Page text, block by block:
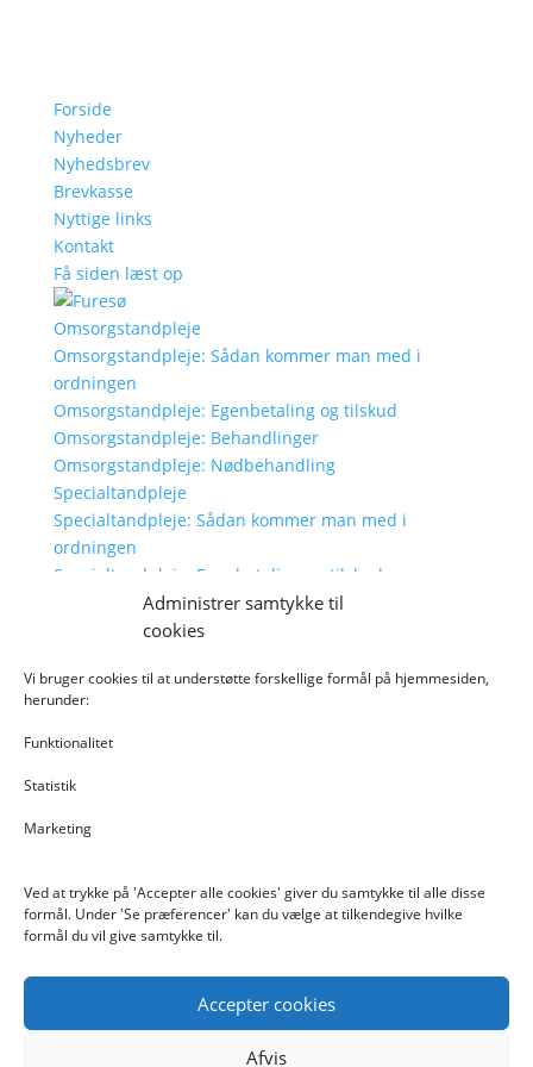
Administrer samtykke til
cookies
Vi bruger cookies til at understøtte forskellige formål på hjemmesiden,
herunder:
Funktionalitet
Statistik
Marketing
Ved at trykke på 'Accepter alle cookies' giver du samtykke til alle disse
formål. Under 'Se præferencer' kan du vælge at tilkendegive hvilke
formål du vil give samtykke til.
Accepter cookies
Afvis
Forside
Nyheder
Nyhedsbrev
Brevkasse
Nyttige links
Kontakt
Få siden læst op
Omsorgstandpleje
Omsorgstandpleje: Sådan kommer man med i
ordningen
Omsorgstandpleje: Egenbetaling og tilskud
Omsorgstandpleje: Behandlinger
Omsorgstandpleje: Nødbehandling
Specialtandpleje
Specialtandpleje: Sådan kommer man med i
ordningen
Specialtandpleje: Egenbetaling og tilskud
Specialtandpleje: Behandlinger
Socialtandpleje
ordningen
Socialtandpleje: Behandlinger
Socialtandpleje: Nødbehandling
Forebyggelse
Vejledninger
for...
Sidebillede-bund01